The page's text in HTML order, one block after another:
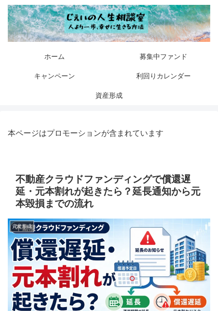
ホーム 募集中ファンド
キャンペーン 利回りカレンダー
資産形成
本ページはプロモーションが含まれています
不動産クラウドファンディングで償還遅
延・元本割れが起きたら？延長通知から元
本毀損までの流れ
資産形成